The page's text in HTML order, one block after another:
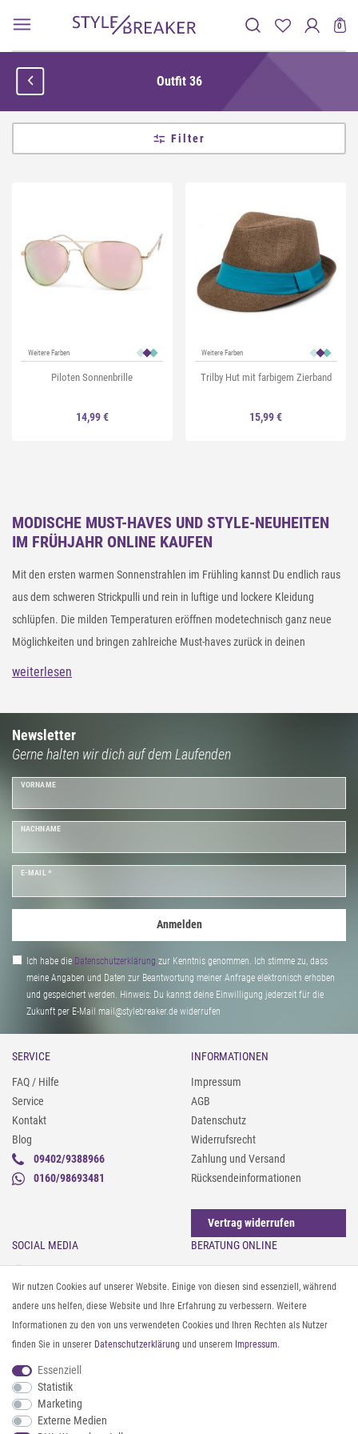
0
Outfit 36
Filter
Weitere Farben
Piloten Sonnenbrille
14,99 €
Weitere Farben
Trilby Hut mit farbigem Zierband
15,99 €
MODISCHE MUST-HAVES UND STYLE-NEUHEITEN
IM FRÜHJAHR ONLINE KAUFEN
Mit den ersten warmen Sonnenstrahlen im Frühling kannst Du endlich raus
aus dem schweren Strickpulli und rein in luftige und lockere Kleidung
schlüpfen. Die milden Temperaturen eröffnen modetechnisch ganz neue
Möglichkeiten und bringen zahlreiche Must-haves zurück in deinen
Kleiderschrank. Entdecke in unserem styleBREAKER Online Shop aktuelle
Cozy Looks: Bring mit unseren Style-Neuheiten für den Frühling wieder
frischen Wind in deine Garderobe und erlebe unendlichen Spaß bei der
Kreation Deines Frühlingslooks.
weiterlesen
Newsletter
Gerne halten wir dich auf dem Laufenden
VORNAME
NACHNAME
E-MAIL *
Anmelden
Ich habe die Daten­schutz­erklärung zur Kenntnis genommen. Ich stimme zu, dass
meine Angaben und Daten zur Beantwortung meiner Anfrage elektronisch erhoben
und gespeichert werden. Hinweis: Du kannst deine Einwilligung jederzeit für die
Zukunft per E-Mail mail@stylebreaker.de widerrufen
SERVICE
FAQ / Hilfe
Service
Kontakt
Blog
09402/9388966
0160/98693481
INFORMATIONEN
Impressum
AGB
Datenschutz
Widerrufsrecht
Zahlung und Versand
Rücksendeinformationen
Vertrag widerrufen
SOCIAL MEDIA
Facebook
Pinterest
Twitter
Youtube
Threads
BERATUNG ONLINE
Sonnenbrillen & UV-Schutz
Textilpflege
Textil- und Material-Guide
Geldbörse richtig organisieren
ZAHLUNG & VERSAND
Wir nutzen Cookies auf unserer Website. Einige von diesen sind essenziell, während
andere uns helfen, diese Website und Ihre Erfahrung zu verbessern. Weitere
Informationen zu den von uns verwendeten Cookies und Ihren Rechten als Nutzer
finden Sie in unserer Daten­schutz­erklärung und unserem Impressum.
Essenziell
Statistik
Marketing
Externe Medien